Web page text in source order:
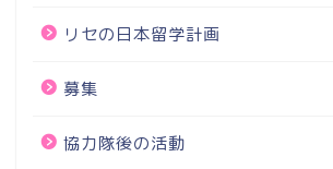
リセの日本留学計画
募集
協力隊後の活動